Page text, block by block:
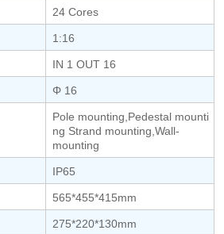
24 Cores
1:16
IN 1 OUT 16
Φ 16
Pole mounting,Pedestal mounti
ng Strand mounting,Wall-
mounting
IP65
565*455*415mm
275*220*130mm